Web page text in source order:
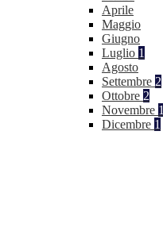
Aprile
Maggio
Giugno
Luglio 1
Agosto
Settembre 2
Ottobre 2
Novembre 1
Dicembre 1